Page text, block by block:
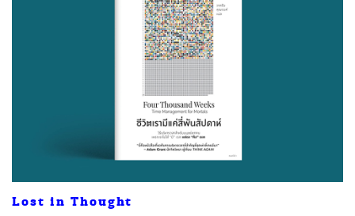
Lost in Thought
SHARE TWEET LINE EMAIL